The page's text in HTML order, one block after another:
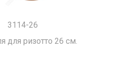
3114-26
для ризотто 26 см.